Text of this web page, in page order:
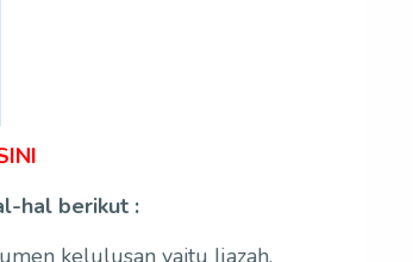
hal berikut :
kelulusan yaitu Ijazah,